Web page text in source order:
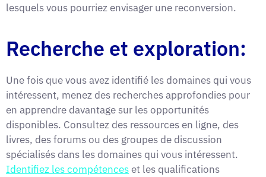
lesquels vous pourriez envisager une reconversion.
Recherche et exploration:
Une fois que vous avez identifié les domaines qui vous
intéressent, menez des recherches approfondies pour
en apprendre davantage sur les opportunités
disponibles. Consultez des ressources en ligne, des
livres, des forums ou des groupes de discussion
spécialisés dans les domaines qui vous intéressent.
Identifiez les compétenceset les qualifications